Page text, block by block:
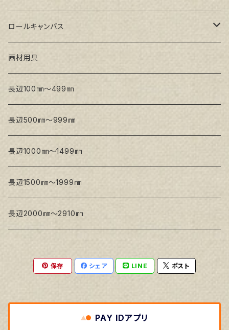
トークロ イエロー(中目)
トークロ 赤SP(中目)
Snow White SPC(中目)
シナパネル
GAERA F(中細目)
GAERA BA(中荒目)
Snow White SPC(中目)
Snow White SLA(中目)
ロールキャンバス
GAERA F(中細目) / BA(中荒目)
Snow White SLA(中目)
Snow White SLH(中太目)
Snow White SPC(中目)
トークロ イエロー
生キャンバス
画材用具
長辺100㎜～499㎜
長辺500㎜～999㎜
長辺1000㎜～1499㎜
長辺1500㎜～1999㎜
長辺2000㎜～2910㎜
保存 シェア LINE ポスト
PAY IDアプリ